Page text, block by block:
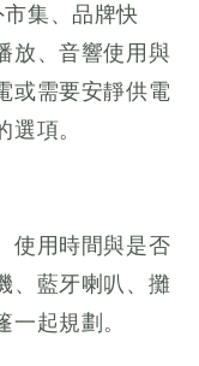
市集、品牌快
放、音響使用與
或需要安靜供電
選項。
使用時間與是否
、藍牙喇叭、攤
一起規劃。